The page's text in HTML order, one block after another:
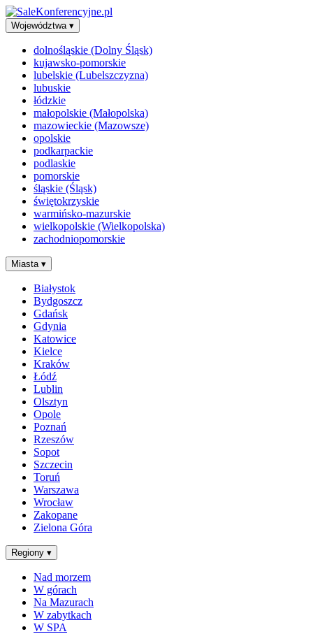
Województwa ▾
dolnośląskie (Dolny Śląsk)
kujawsko-pomorskie
lubelskie (Lubelszczyzna)
lubuskie
łódzkie
małopolskie (Małopolska)
mazowieckie (Mazowsze)
opolskie
podkarpackie
podlaskie
pomorskie
śląskie (Śląsk)
świętokrzyskie
warmińsko-mazurskie
wielkopolskie (Wielkopolska)
zachodniopomorskie
Miasta ▾
Białystok
Bydgoszcz
Gdańsk
Gdynia
Katowice
Kielce
Kraków
Łódź
Lublin
Olsztyn
Opole
Poznań
Rzeszów
Sopot
Szczecin
Toruń
Warszawa
Wrocław
Zakopane
Zielona Góra
Regiony ▾
Nad morzem
W górach
Na Mazurach
W zabytkach
W SPA